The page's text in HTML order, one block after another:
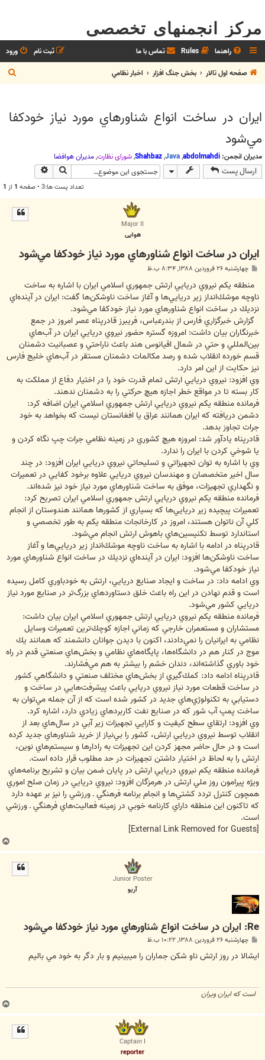
مرکز انجمنهای تخصصی
راهنما Rules تماس با ما ورود
ثبت نام
صفحه اول تالار
بخش جنگ افزار اخبار نظامي
س
ايران ‌در ساخت انواع شناورهاي مورد نياز خودكفا
مي‌شود
مدیران انجمن: abdolmahdi
,
Java
,
Shahbaz
,شوراي نظارت,مديران هوافضا
ارسال پست جستجو
تعداد پست ها:3 • صفحه 1 از 1
Major II
هوایی
ايران ‌در ساخت انواع شناورهاي مورد نياز خودكفا مي‌شود
س
ت
چهارشنبه ۲۶ فروردین ۱۳۸۸, ۸:۳۴ ب.ظ
منطقه يكم نيروي دريايي ارتش جمهوري اسلامي ايران با اشاره به ساخت
ناوچه موشك‌انداز زير دريايي‌ها و آغاز ساخت ناوشكن‌ها گفت: ايران در آينده‌اي
نزديك در ساخت انواع شناورهاي مورد نياز خودكفا مي‌شود.
گزارش خبرگزاري فارس از بندرعباس، فريبرز قادرپناه عصر امروز در جمع
خبرنگاران بيان داشت: امروزه گستره حضور نيروي دريايي ايران در آب‌هاي
بين‌المللي و حتي در شمال اقيانوس هند باعث ناراحتي و عصبانيت دشمنان
قسم خورده انقلاب شده‌ و رصد مكالمات دشمنان مستقر در آب‌هاي خليج فارس
نيز حكايت از اين امر دارد.
وي افزود: نيروي دريايي ارتش تمام قدرت خود را در اختيار دفاع از مملكت به
كار بسته‌ تا در مواقع خطر اجازه هيچ حركتي را به دشمنان ندهند.
فرمانده منطقه يكم نيروي دريايي ارتش جمهوري اسلامي ايران اضافه كرد:
دشمن دريافته ‌كه ايران همانند عراق يا افغانستان نيست كه بخواهد به خود
جرات تجاوز بدهد.
قادرپناه يادآور شد: امروزه هيچ كشوري در زمينه نظامي جرات چپ نگاه كردن و
يا شوخي كردن با ايران را ندارد.
وي با اشاره به توان تجهيزاتي و تسليحاتي نيروي دريايي ايران افزود: در چند
سال اخير متخصصان و مهندسان نيروي دريايي علاوه برخود كفايي در تعميرات
و نگهداري تجهيزات، موفق به ساخت شناورهاي مورد نياز خود نيز شده‌اند.
فرمانده منطقه يكم نيروي دريايي ارتش جمهوري اسلامي ايران تصريح كرد:
تعميرات پيچيده زير دريايي‌ها كه بسياري از كشورها همانند هندوستان از انجام
كلي آن ناتوان هستند، امروز در كارخانجات منطقه يكم به طور تخصصي و
استاندارد توسط تكنيسين‌هاي باهوش ارتش انجام مي‌شود.
قادرپناه در ادامه با اشاره به ساخت ناوچه موشك‌انداز زير دريايي‌ها و آغاز
ساخت ناوشكن‌ها افزود: ايران در آينده‌اي نزديك در ساخت انواع شناورهاي مورد
نياز خودكفا مي‌شود.
وي ادامه داد: در ساخت و ايجاد صنايع دريايي، ارتش به خود‌باوري كامل رسيده
است و قدم نهادن در اين راه باعث خلق دستاوردهاي بزرگ‌تر در صنايع مورد نياز
دريايي كشور مي‌شود.
فرمانده منطقه يكم نيروي دريايي ارتش جمهوري اسلامي ايران بيان داشت:
مستشاران و مستعمران خارجي كه زماني اجازه كوچك‌ترين تعميرات وسايل
نظامي به ايرانيان را نمي‌دادند، اكنون با ديدن جوانان دانشمند كه همانند يك
موج در كنار هم در دانشگاه‌ها، پايگاه‌هاي نظامي و بخش‌هاي صنعتي قدم در راه
خود باوري گذاشته‌اند، دندان خشم را بيشتر به هم مي‌فشارند.
قادرپناه ادامه داد: كمك‌گيري از بخش‌هاي مختلف صنعتي و دانشگاهي كشور
در ساخت قطعات مورد نياز نيروي دريايي باعث پيشرفت‌هايي در ساخت و
دستيابي به تكنولوژي‌هاي جديد در كشور شده است كه از آن جمله مي‌توان به
ساخت پمپ آب شور كه در صنايع نفت كاربردهاي زيادي دارد، اشاره كرد.
وي افزود: ارتقاي سطح كيفيت و كارايي تجهيزات زير آبي در سال‌هاي بعد از
انقلاب توسط نيروي دريايي ارتش، كشور را بي‌نياز از خريد شناورهاي جديد كرده
است و در حال حاضر مجهز كردن اين تجهيزات به رادارها و سيستم‌هاي نوين،
ارتش را به لحاظ در اختيار داشتن تجهيزات در حد مطلوب قرار داده است.
فرمانده منطقه يكم نيروي دريايي ارتش در پايان ضمن بيان و تشريح برنامه‌هاي
ويژه پيرامون روز ملي ارتش در هرمزگان افزود: نيروي دريايي در زمان صلح اموري
همچون كنترل تردد كشتي‌ها و انجام برنامه فرهنگي ـ ورزشي را نيز بر عهده دارد
كه تاكنون اين منطقه داراي كارنامه خوبي در زمينه فعاليت‌هاي فرهنگي ـ ورزشي
است.
[External Link Removed for Guests]
Junior Poster
آريو
Re: ايران ‌در ساخت انواع شناورهاي مورد نياز خودكفا مي‌شود
س
ت
چهارشنبه ۲۶ فروردین ۱۳۸۸, ۱۰:۲۲ ب.ظ
ايشالا در روز ارتش ناو شكن جماران را ميبينيم و بار دگر به خود مي باليم
است كه ايران ويران
Captain I
reporter